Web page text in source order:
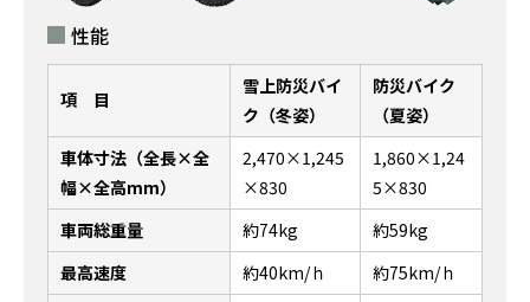
性能
項 目
雪上防災バイ
ク（冬姿）
防災バイク
（夏姿）
車体寸法（全長×全
幅×全高mm）
2,470×1,245
×830
1,860×1,24
5×830
車両総重量
約74kg
約59kg
最高速度
約40km/ｈ
約75km/ｈ